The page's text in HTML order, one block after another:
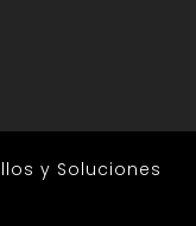
y Soluciones